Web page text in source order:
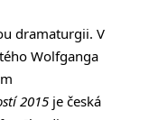
dramaturgii. V
Wolfganga
2015je česká